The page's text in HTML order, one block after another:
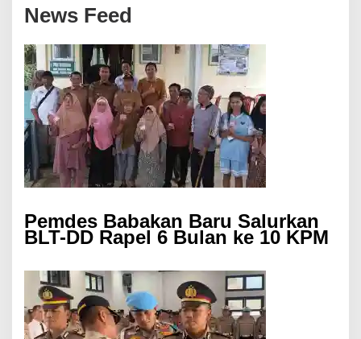
News Feed
Pemdes Babakan Baru Salurkan
BLT-DD Rapel 6 Bulan ke 10 KPM